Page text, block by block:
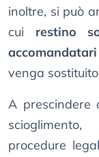
inoltre, si può
cui restino
accomandatari
venga
A prescindere
procedure